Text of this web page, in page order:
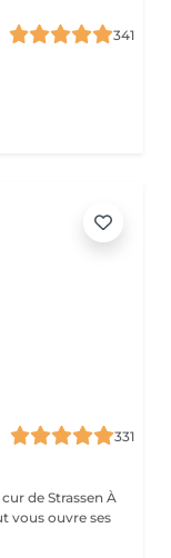
341
331
de Strassen À
vous ouvre ses